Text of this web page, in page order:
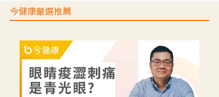
今健康嚴選推薦